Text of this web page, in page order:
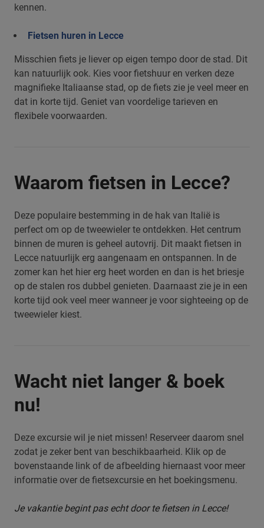
kennen.
Fietsen huren in Lecce
Misschien fiets je liever op eigen tempo door de stad. Dit
kan natuurlijk ook. Kies voor fietshuur en verken deze
magnifieke Italiaanse stad, op de fiets zie je veel meer en
dat in korte tijd. Geniet van voordelige tarieven en
flexibele voorwaarden.
Waarom fietsen in Lecce?
Deze populaire bestemming in de hak van Italië is
perfect om op de tweewieler te ontdekken. Het centrum
binnen de muren is geheel autovrij. Dit maakt fietsen in
Lecce natuurlijk erg aangenaam en ontspannen. In de
zomer kan het hier erg heet worden en dan is het briesje
op de stalen ros dubbel genieten. Daarnaast zie je in een
korte tijd ook veel meer wanneer je voor sighteeing op de
tweewieler kiest.
Wacht niet langer & boek
nu!
Deze excursie wil je niet missen! Reserveer daarom snel
zodat je zeker bent van beschikbaarheid. Klik op de
bovenstaande link of de afbeelding hiernaast voor meer
informatie over de fietsexcursie en het boekingsmenu.
Je vakantie begint pas echt door te fietsen in Lecce!